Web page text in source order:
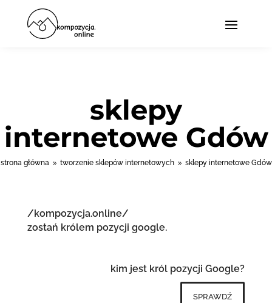
sklepy
internetowe Gdów
strona główna 9 tworzenie sklepów internetowych 9 sklepy internetowe Gdów
/kompozycja.online/
zostań królem pozycji google.
kim jest król pozycji Google?
sprawdź